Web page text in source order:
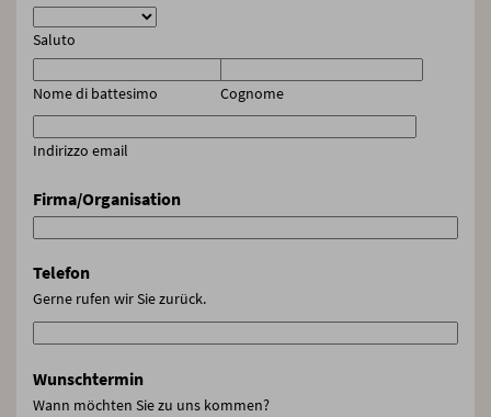
Saluto
Nome di battesimo Cognome
Indirizzo email
Firma/Organisation
Telefon
Gerne rufen wir Sie zurück.
Wunschtermin
Wann möchten Sie zu uns kommen?